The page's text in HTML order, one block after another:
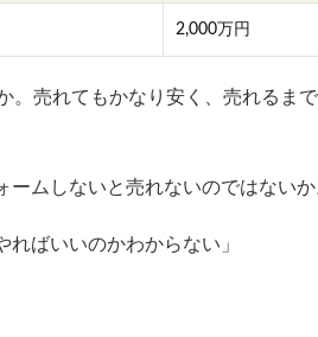
2,000万円
。売れてもかなり安く、売れるま
ームしないと売れないのではないか
ればいいのかわからない」